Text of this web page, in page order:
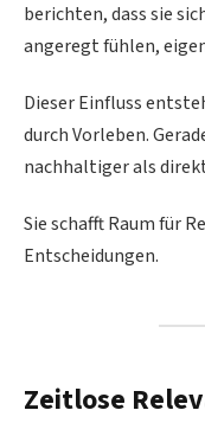
berichten, dass sie
angeregt fühlen,
Dieser Einfluss
durch Vorleben.
nachhaltiger als
Sie schafft Raum für
Entscheidungen.
Zeitlose